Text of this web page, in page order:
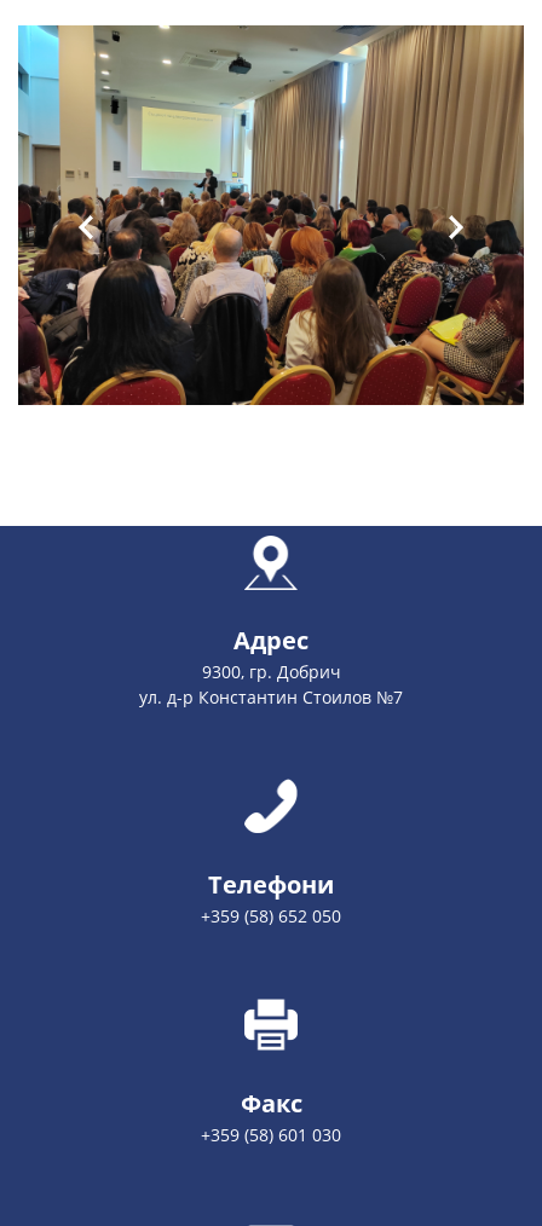
Адрес
9300, гр. Добрич
ул. д-р Константин Стоилов №7
Телефони
+359 (58) 652 050
Факс
+359 (58) 601 030